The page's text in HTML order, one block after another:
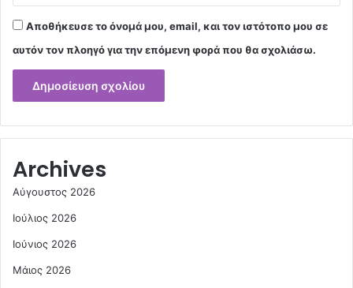
Αποθήκευσε το όνομά μου, email, και τον ιστότοπο μου σε
αυτόν τον πλοηγό για την επόμενη φορά που θα σχολιάσω.
Archives
Αύγουστος 2026
Ιούλιος 2026
Ιούνιος 2026
Μάιος 2026